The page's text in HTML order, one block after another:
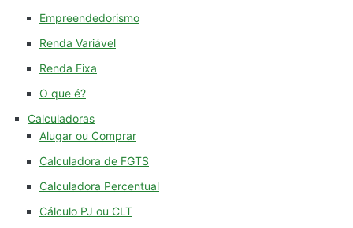
Empreendedorismo
Renda Variável
Renda Fixa
O que é?
Calculadoras
Alugar ou Comprar
Calculadora de FGTS
Calculadora Percentual
Cálculo PJ ou CLT